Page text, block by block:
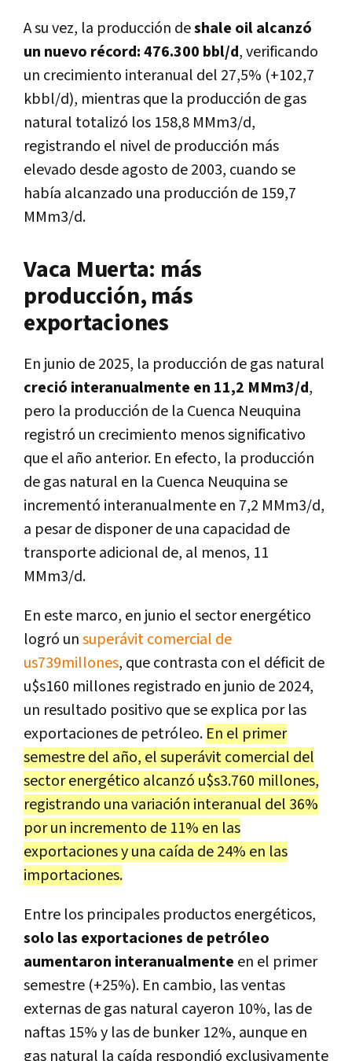
A su vez, la producción deshale oil alcanzó
un nuevo récord: 476.300 bbl/d, verificando
un crecimiento interanual del 27,5% (+102,7
kbbl/d), mientras que la producción de gas
natural totalizó los 158,8 MMm3/d,
registrando el nivel de producción más
elevado desde agosto de 2003, cuando se
había alcanzado una producción de 159,7
MMm3/d.
Vaca Muerta: más
producción, más
exportaciones
En junio de 2025, la producción de gas natural
creció interanualmente en 11,2 MMm3/d,
pero la producción de la Cuenca Neuquina
registró un crecimiento menos significativo
que el año anterior. En efecto, la producción
de gas natural en la Cuenca Neuquina se
incrementó interanualmente en 7,2 MMm3/d,
a pesar de disponer de una capacidad de
transporte adicional de, al menos, 11
MMm3/d.
En este marco, en junio el sector energético
logró unsuperávit comercial de
us739millones, que contrasta con el déficit de
u$s160 millones registrado en junio de 2024,
un resultado positivo que se explica por las
exportaciones de petróleo. En el primer
semestre del año, el superávit comercial del
sector energético alcanzó u$s3.760 millones,
registrando una variación interanual del 36%
por un incremento de 11% en las
exportaciones y una caída de 24% en las
importaciones.
Entre los principales productos energéticos,
solo las exportaciones de petróleo
aumentaron interanualmente en el primer
semestre (+25%). En cambio, las ventas
externas de gas natural cayeron 10%, las de
naftas 15% y las de bunker 12%, aunque en
gas natural la caída respondió exclusivamente